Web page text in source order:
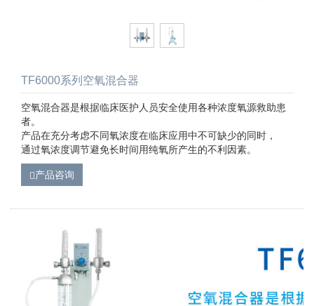
TF6000系列空氧混合器
空氧混合器是根据临床医护人员安全使用各种浓度氧源救助患
者。
产品在充分考虑不同氧浓度在临床应用中不可缺少的同时，
通过氧浓度调节避免长时间用纯氧所产生的不利因素。
产品咨询